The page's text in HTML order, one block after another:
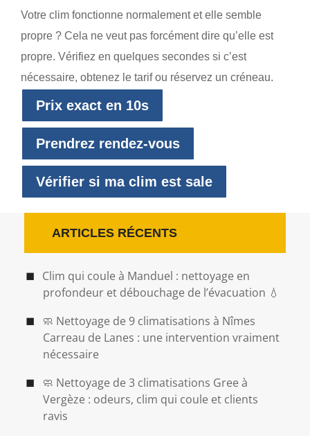
Votre clim fonctionne normalement et elle semble
propre ? Cela ne veut pas forcément dire qu’elle est
propre. Vérifiez en quelques secondes si c’est
nécessaire, obtenez le tarif ou réservez un créneau.
Prix exact en 10s
Prendrez rendez-vous
Vérifier si ma clim est sale
ARTICLES RÉCENTS
Clim qui coule à Manduel : nettoyage en
profondeur et débouchage de l’évacuation 💧
🧼 Nettoyage de 9 climatisations à Nîmes
Carreau de Lanes : une intervention vraiment
nécessaire
🧼 Nettoyage de 3 climatisations Gree à
Vergèze : odeurs, clim qui coule et clients
ravis